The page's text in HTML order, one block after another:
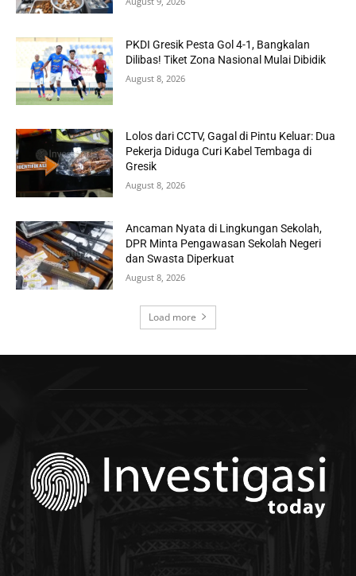
PKDI Gresik Pesta Gol 4-1, Bangkalan
Dilibas! Tiket Zona Nasional Mulai Dibidik
August 8, 2026
Lolos dari CCTV, Gagal di Pintu Keluar: Dua
Pekerja Diduga Curi Kabel Tembaga di
Gresik
August 8, 2026
Ancaman Nyata di Lingkungan Sekolah,
DPR Minta Pengawasan Sekolah Negeri
dan Swasta Diperkuat
August 8, 2026
Load more